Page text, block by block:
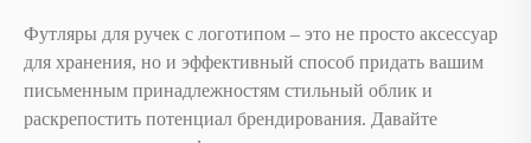
Футляры для ручек с логотипом – это не просто аксессуар
для хранения, но и эффективный способ придать вашим
письменным принадлежностям стильный облик и
раскрепостить потенциал брендирования. Давайте